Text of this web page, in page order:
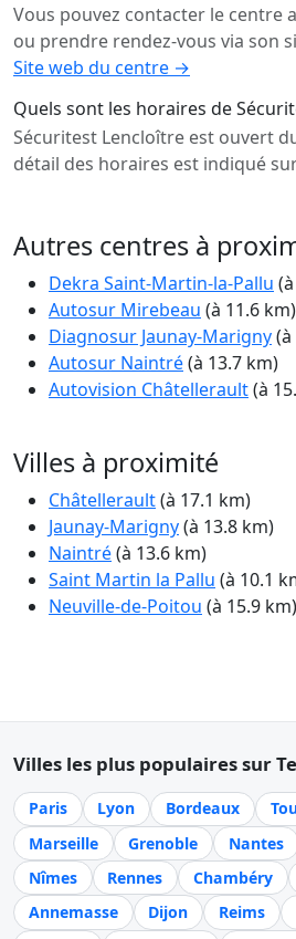
Vous pouvez contacter le centre
ou prendre rendez-vous via son
Site web du centre →
Quels sont les horaires de
Sécuritest Lencloître est ouvert
détail des horaires est indiqué
Autres centres à
Dekra Saint-Martin-la-Pallu
Autosur Mirebeau (à 11.6 km)
Diagnosur Jaunay-Marigny
Autosur Naintré(à 13.7 km)
Autovision Châtellerault(à
Villes à proximité
Châtellerault(à 17.1 km)
Jaunay-Marigny(à 13.8 km)
Naintré(à 13.6 km)
Saint Martin la Pallu (à 10.1
Neuville-de-Poitou (à 15.9 km)
Villes les plus populaires sur
Paris Lyon Bordeaux
Marseille
Grenoble Nantes
Nîmes
Rennes Chambéry
Annemasse
Dijon Reims